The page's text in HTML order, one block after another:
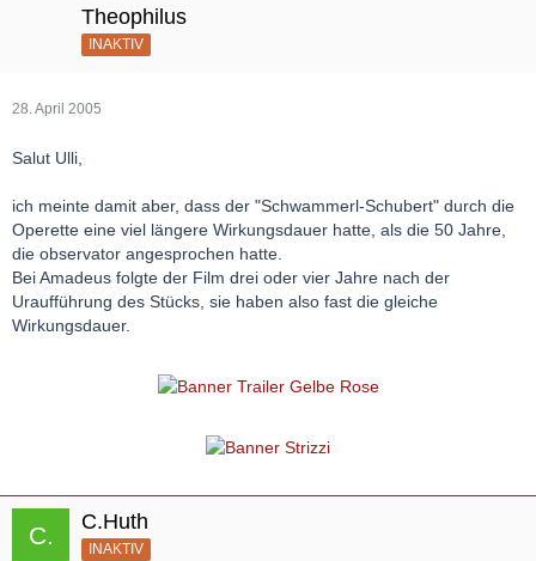
Theophilus
INAKTIV
28. April 2005
Salut Ulli,
ich meinte damit aber, dass der "Schwammerl-Schubert" durch die
Operette eine viel längere Wirkungsdauer hatte, als die 50 Jahre,
die observator angesprochen hatte.
Bei Amadeus folgte der Film drei oder vier Jahre nach der
Uraufführung des Stücks, sie haben also fast die gleiche
Wirkungsdauer.
C.Huth
INAKTIV